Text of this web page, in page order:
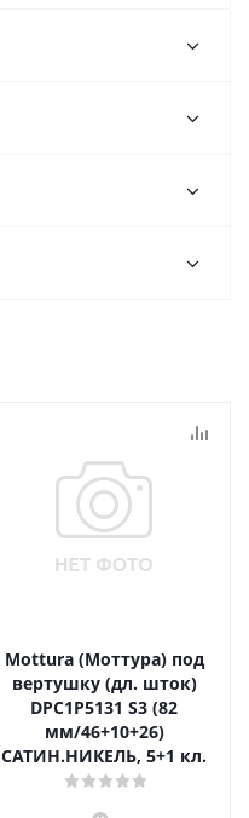
Mottura (Моттура) под
вертушку (дл. шток)
DPC1P5131 S3 (82
мм/46+10+26)
САТИН.НИКЕЛЬ, 5+1 кл.